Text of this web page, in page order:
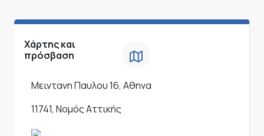
Χάρτης και
πρόσβαση
Μειντανη Παυλου 16, Αθηνα
11741, Νομός Αττικής